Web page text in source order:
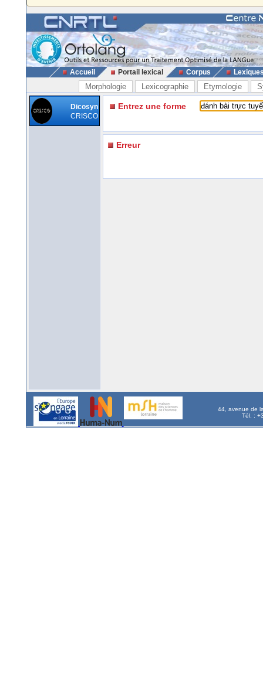
Accueil Portail lexical Corpus
Morphologie Lexicographie Etymologie
Dicosyn
CRISCO
Entrez une forme
Erreur
44, avenue de
Tél. :